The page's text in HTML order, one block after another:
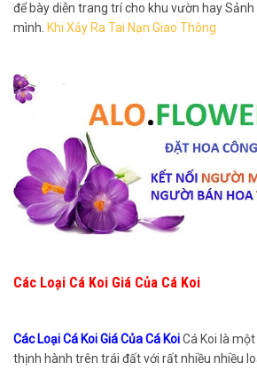
để bày diễn trang trí cho khu vườn hay
mình. Khi Xảy Ra Tai Nạn Giao Thông
Các Loại Cá Koi Giá Của Cá Koi
Các Loại Cá Koi Giá Của Cá KoiCá Koi là
thịnh hành trên trái đất với rất nhiều nhiều